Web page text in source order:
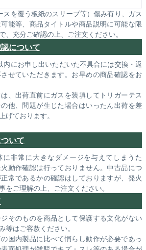
を覆う板紙のスリーブ等）傷み有り、ガス
能等、商品タイトルや商品説明に可能な限
、充分ご確認の上、ご注文ください。
について
内にお申し出いただいた不具合には交換・返
せていただきます。お早めの商品確認をお
、出荷直前にガスを装填してトリガーテス
他、問題が生じた場合はいったん出荷を差
げております。
いて
非常に大きなダメージを与えてしまうた
動作確認は行っておりません。中古品につ
常であるかの確認はしておりますが、発火
をご理解の上、ご注文ください。
そのものを商品として保護する文化がない
等はご容赦ください。
国内製品に比べて慣らし動作が必要であっ